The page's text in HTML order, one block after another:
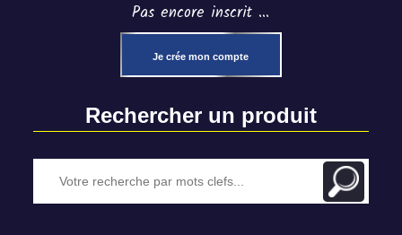
Pas encore inscrit ...
Je crée mon compte
Rechercher un produit